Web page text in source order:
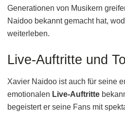
Generationen von Musikern
Naidoo bekannt gemacht hat,
weiterleben.
Live-Auftritte und
Xavier Naidoo ist auch für seine
emotionalen Live-Auftritte
begeistert er seine Fans mit